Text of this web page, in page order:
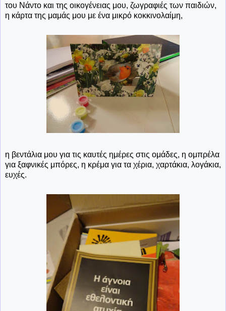
του Νάντο και της οικογένειας μου, ζωγραφιές των παιδιών,
η κάρτα της μαμάς μου με ένα μικρό κοκκινολαίμη,
η βεντάλια μου για τις καυτές ημέρες στις ομάδες, η ομπρέλα
για ξαφνικές μπόρες, η κρέμα για τα χέρια, χαρτάκια, λογάκια,
ευχές.